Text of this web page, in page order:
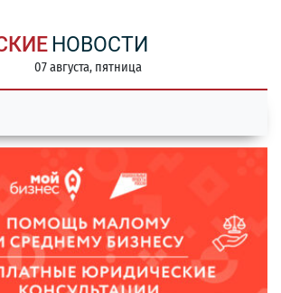
НОВОСТИ
07 августа, пятница